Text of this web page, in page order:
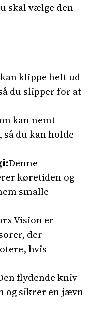
skal vælge den
klippe helt ud
du slipper for at
kan nemt
så du kan holde
Denne
køretiden og
smalle
Vision er
der
hvis
flydende kniv
og sikrer en jævn